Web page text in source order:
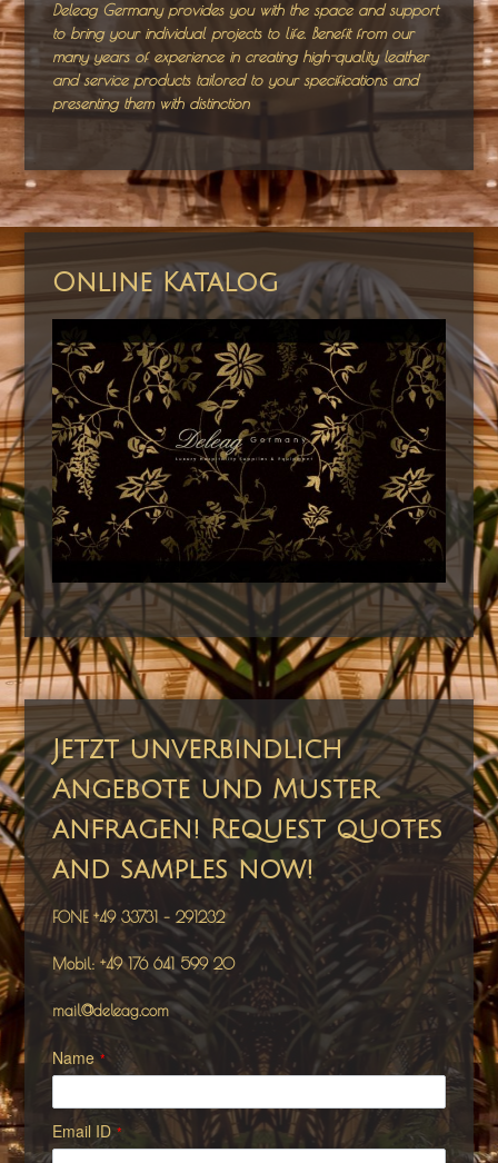
Deleag Germany provides you with the space and support
to bring your individual projects to life. Benefit from our
many years of experience in creating high-quality leather
and service products tailored to your specifications and
presenting them with distinction
Online Katalog
Jetzt unverbindlich
Angebote und Muster
anfragen! Request quotes
and samples now!
FONE +49 33731 – 291232
Mobil: +49 176 641 599 20
mail@deleag.com
Name *
Email ID *